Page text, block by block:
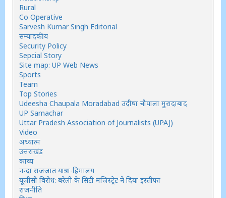
Rural
Co Operative
Sarvesh Kumar Singh Editorial
सम्पादकीय
Security Policy
Sepcial Story
Site map: UP Web News
Sports
Team
Top Stories
Udeesha Chaupala Moradabad उदीषा चौपाला मुरादाबाद
UP Samachar
Uttar Pradesh Association of Journalists (UPAJ)
Video
अध्यात्म
उत्तराखंड
काव्य
नन्दा राजजात यात्रा-हिमालय
यूजीसी विरोध: बरेली के सिटी मजिस्ट्रेट ने दिया इस्तीफा
राजनीति